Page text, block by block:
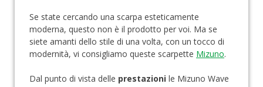
Se state cercando una scarpa esteticamente
moderna, questo non è il prodotto per voi. Ma se
siete amanti dello stile di una volta, con un tocco di
modernità, vi consigliamo queste scarpette Mizuno.
Dal punto di vista delle prestazioni le Mizuno Wave